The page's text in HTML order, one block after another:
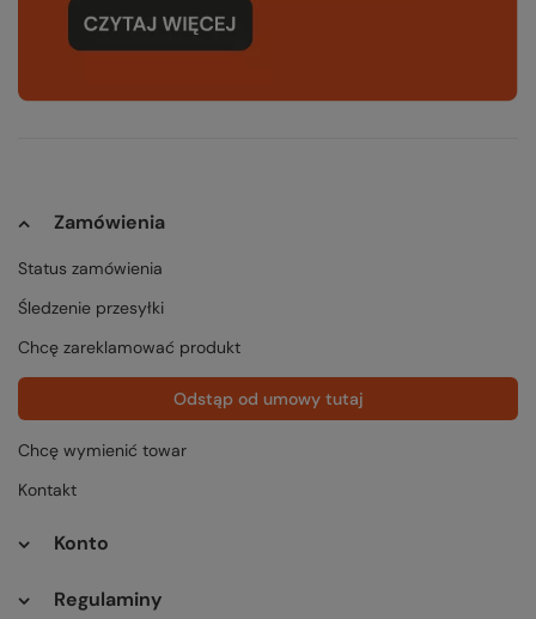
Zamówienia
Status zamówienia
Śledzenie przesyłki
Chcę zareklamować produkt
Odstąp od umowy tutaj
Chcę wymienić towar
Kontakt
Konto
Regulaminy